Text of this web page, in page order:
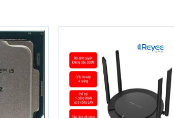
P90F006CBLkhông chỉ được lòng những
bạn trẻ hiện đại.